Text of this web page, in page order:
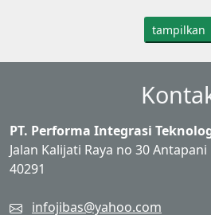
tampilkan
PT. Performa Integrasi
Jalan Kalijati Raya no 30
40291
infojibas@yahoo.com